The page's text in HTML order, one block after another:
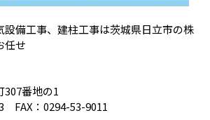
設備工事、建柱工事は茨城県日立市の株
任せ
307番地の1
FAX：0294-53-9011